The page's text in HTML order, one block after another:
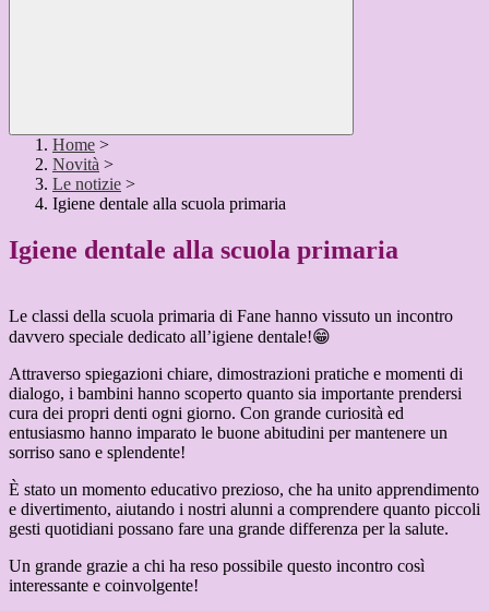
Home >
Novità >
Le notizie >
Igiene dentale alla scuola primaria
Igiene dentale alla scuola primaria
Le classi della scuola primaria di Fane hanno vissuto un incontro
davvero speciale dedicato all’igiene dentale!😁
Attraverso spiegazioni chiare, dimostrazioni pratiche e momenti di
dialogo, i bambini hanno scoperto quanto sia importante prendersi
cura dei propri denti ogni giorno. Con grande curiosità ed
entusiasmo hanno imparato le buone abitudini per mantenere un
sorriso sano e splendente!
È stato un momento educativo prezioso, che ha unito apprendimento
e divertimento, aiutando i nostri alunni a comprendere quanto piccoli
gesti quotidiani possano fare una grande differenza per la salute.
Un grande grazie a chi ha reso possibile questo incontro così
interessante e coinvolgente!